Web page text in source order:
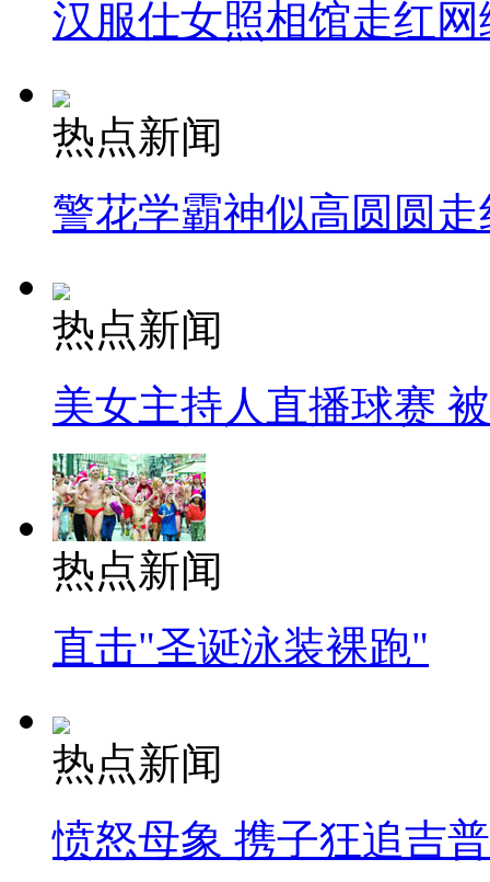
汉服仕女照相馆走红网
热点新闻
警花学霸神似高圆圆走
热点新闻
美女主持人直播球赛
热点新闻
直击"圣诞泳装裸跑"
热点新闻
愤怒母象 携子狂追吉